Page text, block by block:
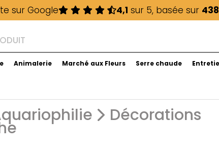
sur Google 4,1 sur 5, basée sur
Animalerie Marché aux Fleurs Serre chaude
Décorations